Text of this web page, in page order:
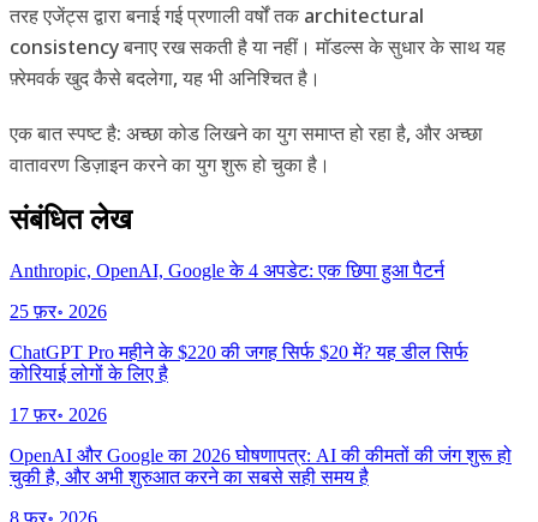
तरह एजेंट्स द्वारा बनाई गई प्रणाली वर्षों तक architectural
consistency बनाए रख सकती है या नहीं। मॉडल्स के सुधार के साथ यह
फ़्रेमवर्क खुद कैसे बदलेगा, यह भी अनिश्चित है।
एक बात स्पष्ट है: अच्छा कोड लिखने का युग समाप्त हो रहा है, और अच्छा
वातावरण डिज़ाइन करने का युग शुरू हो चुका है।
संबंधित लेख
Anthropic, OpenAI, Google के 4 अपडेट: एक छिपा हुआ पैटर्न
25 फ़र॰ 2026
ChatGPT Pro महीने के $220 की जगह सिर्फ $20 में? यह डील सिर्फ
कोरियाई लोगों के लिए है
17 फ़र॰ 2026
OpenAI और Google का 2026 घोषणापत्र: AI की कीमतों की जंग शुरू हो
चुकी है, और अभी शुरुआत करने का सबसे सही समय है
8 फ़र॰ 2026